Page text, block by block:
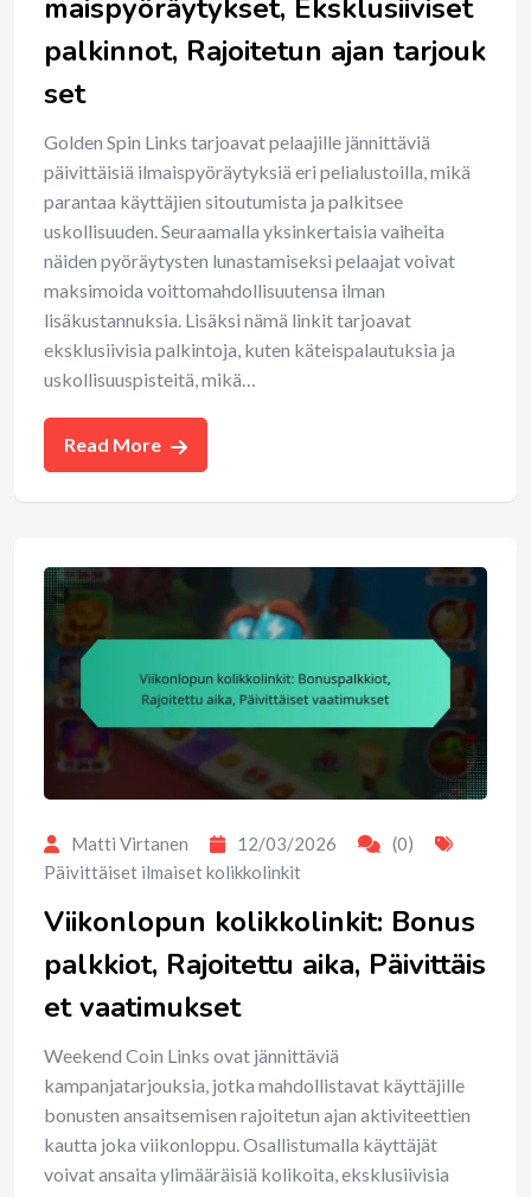
maispyöräytykset, Eksklusiiviset
palkinnot, Rajoitetun ajan tarjouk
set
Golden Spin Links tarjoavat pelaajille jännittäviä
päivittäisiä ilmaispyöräytyksiä eri pelialustoilla, mikä
parantaa käyttäjien sitoutumista ja palkitsee
uskollisuuden. Seuraamalla yksinkertaisia vaiheita
näiden pyöräytysten lunastamiseksi pelaajat voivat
maksimoida voittomahdollisuutensa ilman
lisäkustannuksia. Lisäksi nämä linkit tarjoavat
eksklusiivisia palkintoja, kuten käteispalautuksia ja
uskollisuuspisteitä, mikä…
Read More
Matti Virtanen 12/03/2026
(0)
Päivittäiset ilmaiset kolikkolinkit
Viikonlopun kolikkolinkit: Bonus
palkkiot, Rajoitettu aika, Päivittäis
et vaatimukset
Weekend Coin Links ovat jännittäviä
kampanjatarjouksia, jotka mahdollistavat käyttäjille
bonusten ansaitsemisen rajoitetun ajan aktiviteettien
kautta joka viikonloppu. Osallistumalla käyttäjät
voivat ansaita ylimääräisiä kolikoita, eksklusiivisia